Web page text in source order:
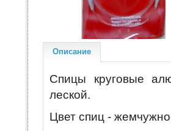
Описание
Спицы круговые
леской.
Цвет спиц -